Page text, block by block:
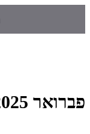
פברואר 2025